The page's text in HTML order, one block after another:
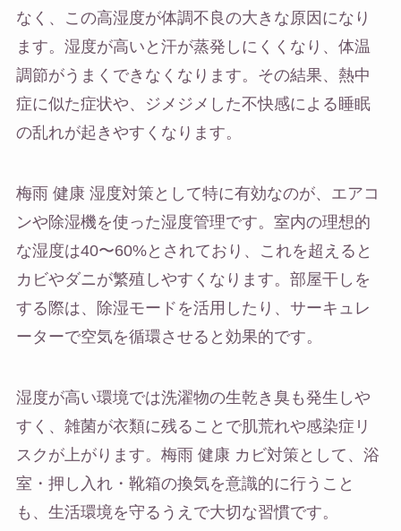
なく、この高湿度が体調不良の大きな原因になり
ます。湿度が高いと汗が蒸発しにくくなり、体温
調節がうまくできなくなります。その結果、熱中
症に似た症状や、ジメジメした不快感による睡眠
の乱れが起きやすくなります。
梅雨 健康 湿度対策として特に有効なのが、エアコ
ンや除湿機を使った湿度管理です。室内の理想的
な湿度は40〜60%とされており、これを超えると
カビやダニが繁殖しやすくなります。部屋干しを
する際は、除湿モードを活用したり、サーキュレ
ーターで空気を循環させると効果的です。
湿度が高い環境では洗濯物の生乾き臭も発生しや
すく、雑菌が衣類に残ることで肌荒れや感染症リ
スクが上がります。梅雨 健康 カビ対策として、浴
室・押し入れ・靴箱の換気を意識的に行うこと
も、生活環境を守るうえで大切な習慣です。